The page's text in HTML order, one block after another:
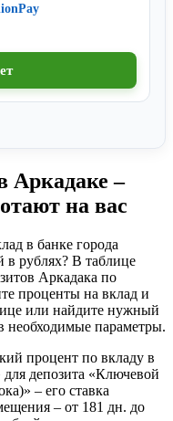
Аркадаке –
на вас
в банке города
в рублях? В таблице
Аркадака по
проценты на вклад и
или найдите нужный
необходимые параметры.
процент по вкладу в
депозита «Ключевой
– его ставка
– от 181 дн. до